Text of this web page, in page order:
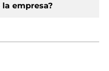
empresa?